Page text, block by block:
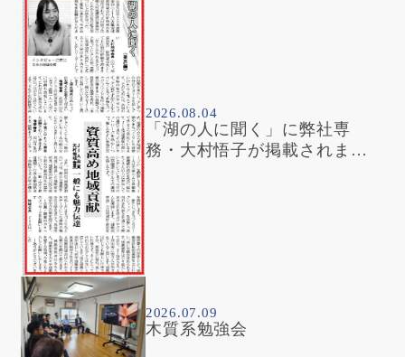
2026.08.04
「湖の人に聞く」に弊社専
務・大村悟子が掲載されまし
2026.07.09
木質系勉強会